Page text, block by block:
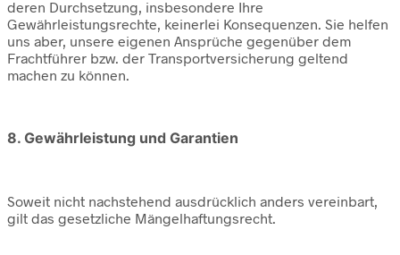
deren Durchsetzung, insbesondere Ihre
Gewährleistungsrechte, keinerlei Konsequenzen. Sie helfen
uns aber, unsere eigenen Ansprüche gegenüber dem
Frachtführer bzw. der Transportversicherung geltend
machen zu können.
8. Gewährleistung und Garantien
Soweit nicht nachstehend ausdrücklich anders vereinbart,
gilt das gesetzliche Mängelhaftungsrecht.